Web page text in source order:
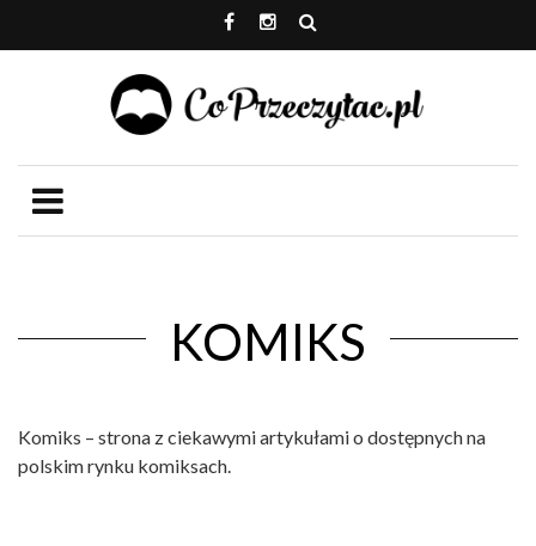
KOMIKS
Komiks – strona z ciekawymi artykułami o dostępnych na
polskim rynku komiksach.